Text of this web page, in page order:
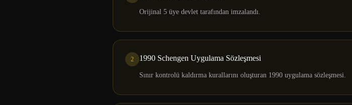
Orijinal 5 üye devlet tarafından imzalandı.
2 1990 Schengen Uygulama Sözleşmesi
Sınır kontrolü kaldırma kurallarını oluşturan 1990 uygulama sözleşmesi.